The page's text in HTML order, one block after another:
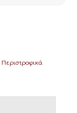
Περιστροφικά